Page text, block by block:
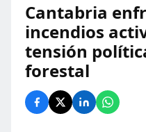
Cantabria
incendios
tensión
forestal